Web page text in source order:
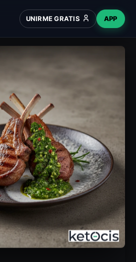
INICIO
RECETAS
HUB
WIKI
NUEVO
UNIRME GRATIS APP